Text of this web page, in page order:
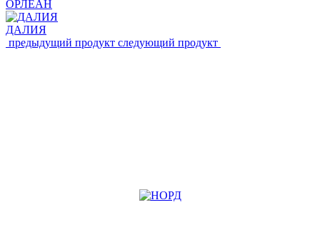
ОРЛЕАН
ДАЛИЯ
предыдущий продукт следующий продукт